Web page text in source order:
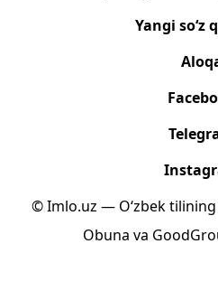
Yangi so‘z
© Imlo.uz — O‘zbek tilining
Obuna va